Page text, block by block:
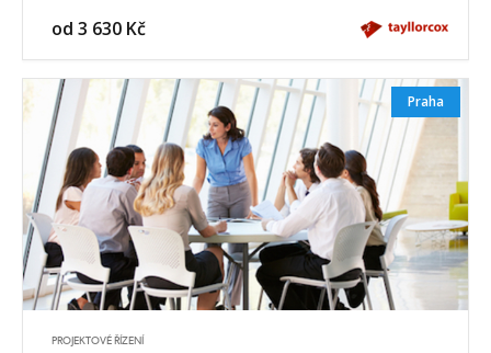
od 3 630 Kč
Praha
PROJEKTOVÉ ŘÍZENÍ